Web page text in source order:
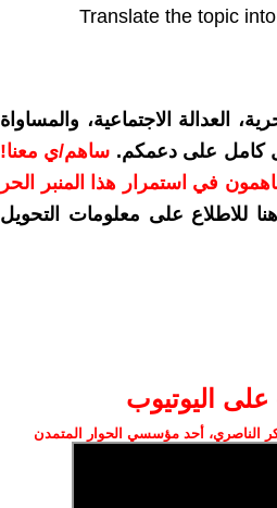
Translate the topic
الاجتماعية، والمساواة
كامل على دعمكم. ساهم/ي معنا!
تساهمون في استمرار هذا المنبر الحر
هنا للاطلاع على معلومات التحويل
اليوتيوب
الناصري، أحد مؤسسي الحوار المتمدن